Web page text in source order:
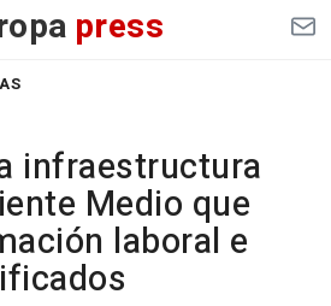
press
infraestructura
Medio que
laboral e